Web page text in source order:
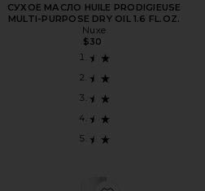
СУХОЕ МАСЛО HUILE PRODIGIEUSE
MULTI-PURPOSE DRY OIL 1.6 FL.OZ.
Nuxe
$30